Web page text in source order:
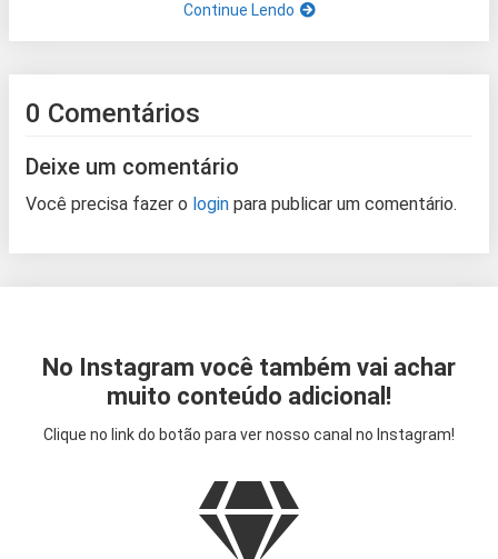
Continue Lendo
0 Comentários
Deixe um comentário
Você precisa fazer o login para publicar um comentário.
No Instagram você também vai achar
muito conteúdo adicional!
Clique no link do botão para ver nosso canal no Instagram!